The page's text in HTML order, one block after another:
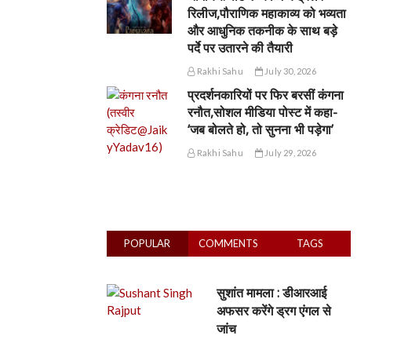
रिलीज,पौराणिक महाकाव्य को भव्यता
और आधुनिक तकनीक के साथ बड़े
पर्दे पर उतारने की तैयारी
Rakhi Sahu July 30, 2026
प्रदर्शनकारियों पर फिर बरसीं कंगना
रनौत,सोशल मीडिया पोस्ट में कहा-
‘जब बोलते हो, तो सुनना भी पड़ेगा’
Rakhi Sahu July 29, 2026
POPULAR COMMENTS TAGS
सुशांत मामला : डीआरआई
अफसर करेंगे ड्रग एंगल से
जांच